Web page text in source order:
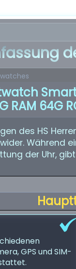
RAM 64G
des HS
Während
der Uhr,
GPS und SIM-